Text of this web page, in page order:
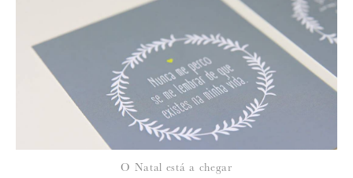
O Natal está a chegar